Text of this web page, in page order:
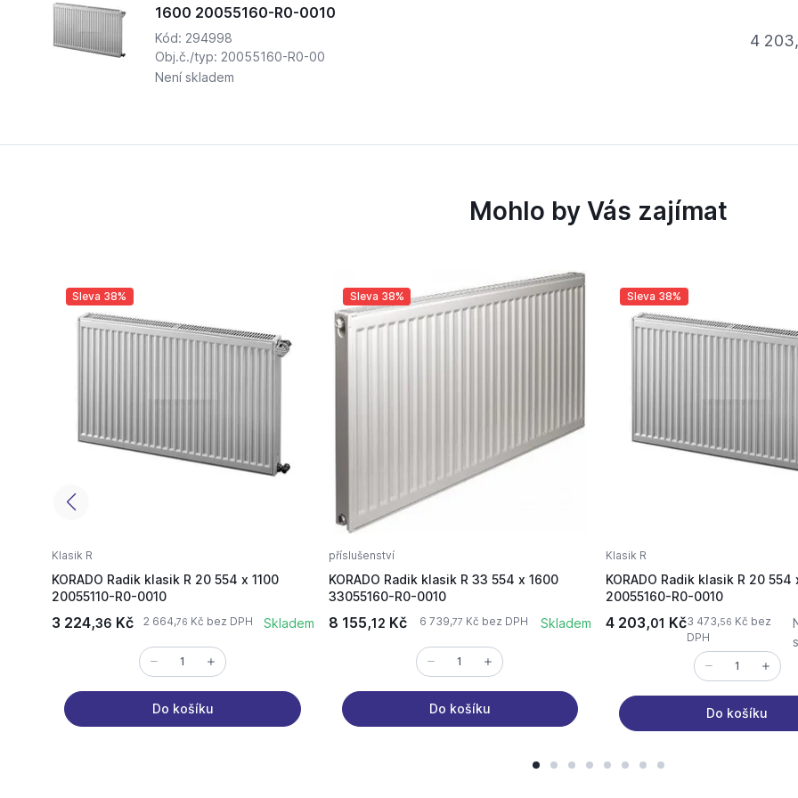
1600 20055160-R0-0010
Kód: 294998
Obj.č./typ: 20055160-R0-00
Není skladem
4
Mohlo by Vás zajímat
Sleva 38%
Klasik R
KORADO Radik klasik R 20 554 x 1100
20055110-R0-0010
3 224,36 Kč 2 664,76 Kč bez DPH Skladem
Do košíku
Sleva 38%
příslušenství
KORADO Radik klasik R 33 554 x 1600
33055160-R0-0010
8 155,12 Kč 6 739,77 Kč bez DPH Skladem
Do košíku
Sleva 38%
Klasik R
KORADO Radik klasik R 20 554
20055160-R0-0010
4 203,01 Kč3 473,56 Kč bez
DPH
Do košíku